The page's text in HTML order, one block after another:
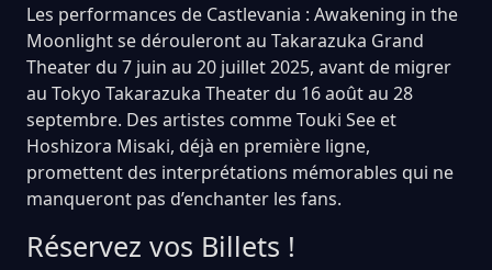
Les performances de Castlevania : Awakening in the
Moonlight se dérouleront au Takarazuka Grand
Theater du 7 juin au 20 juillet 2025, avant de migrer
au Tokyo Takarazuka Theater du 16 août au 28
septembre. Des artistes comme Touki See et
Hoshizora Misaki, déjà en première ligne,
promettent des interprétations mémorables qui ne
manqueront pas d’enchanter les fans.
Réservez vos Billets !